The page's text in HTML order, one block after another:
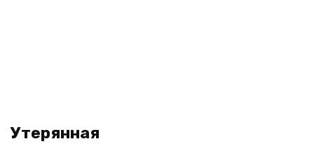
Утерянная